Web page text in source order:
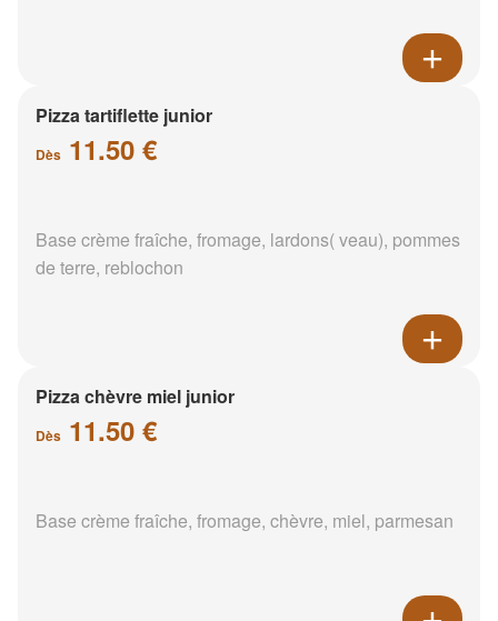
Pizza tartiflette junior
Dès 11.50 €
Base crème fraîche, fromage, lardons( veau), pommes
de terre, reblochon
Pizza chèvre miel junior
Dès 11.50 €
Base crème fraîche, fromage, chèvre, miel, parmesan